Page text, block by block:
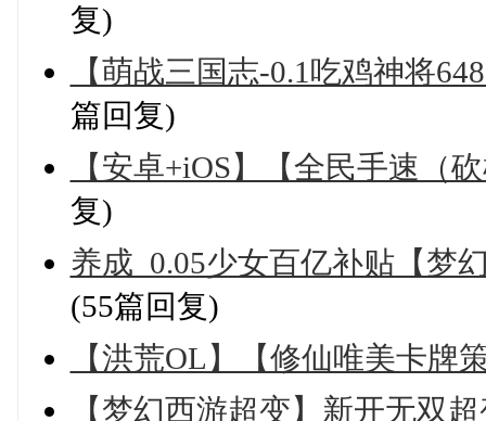
复)
【萌战三国志-0.1吃鸡神将
篇回复)
【安卓+iOS】【全民手速（
复)
养成_0.05少女百亿补贴【梦
(55篇回复)
【洪荒OL】【修仙唯美卡牌
【梦幻西游超变】新开无双